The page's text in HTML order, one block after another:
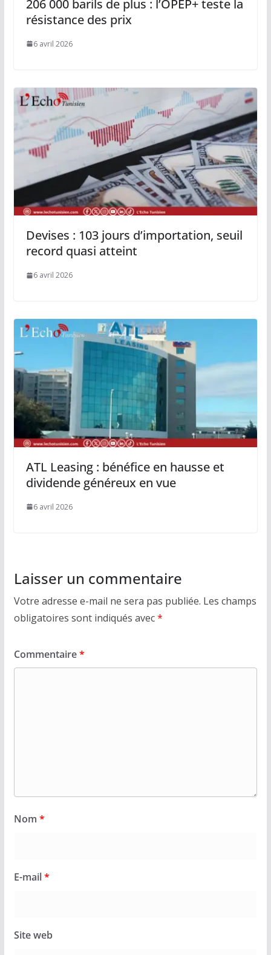
206 000 barils de plus : l’OPEP+ teste la
résistance des prix
6 avril 2026
Devises : 103 jours d’importation, seuil
record quasi atteint
6 avril 2026
ATL Leasing : bénéfice en hausse et
dividende généreux en vue
6 avril 2026
Laisser un commentaire
Votre adresse e-mail ne sera pas publiée. Les champs
obligatoires sont indiqués avec*
Commentaire*
Nom *
E-mail*
Site web